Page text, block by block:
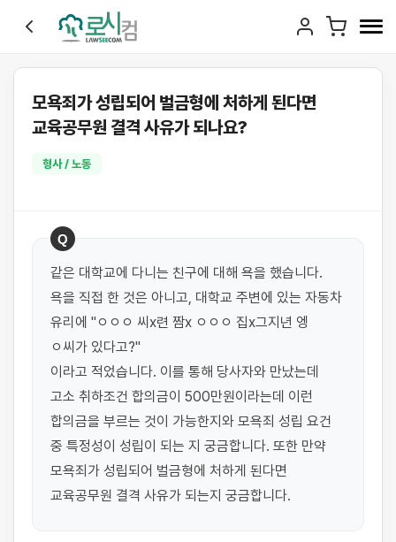
모욕죄가 성립되어 벌금형에 처하게 된다면
교육공무원 결격 사유가 되나요?
형사 / 노동
Q
같은 대학교에 다니는 친구에 대해 욕을 했습니다.
욕을 직접 한 것은 아니고, 대학교 주변에 있는 자동차
유리에 "ㅇㅇㅇ 씨x련 짬x ㅇㅇㅇ 집x그지년 엥
ㅇ씨가 있다고?"
이라고 적었습니다. 이를 통해 당사자와 만났는데
고소 취하조건 합의금이 500만원이라는데 이런
합의금을 부르는 것이 가능한지와 모욕죄 성립 요건
중 특정성이 성립이 되는 지 궁금합니다. 또한 만약
모욕죄가 성립되어 벌금형에 처하게 된다면